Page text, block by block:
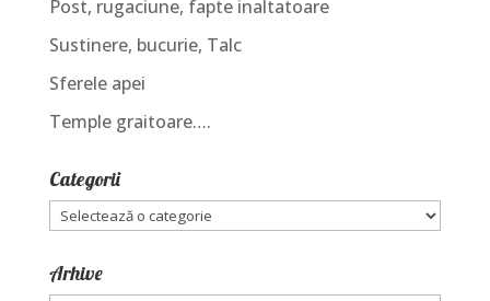
Post, rugaciune, fapte inaltatoare
Sustinere, bucurie, Talc
Sferele apei
Temple graitoare….
Categorii
Categorii
Arhive